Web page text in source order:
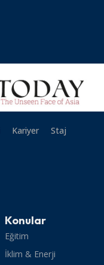
Kariyer
Staj
Konular
Eğitim
İklim & Enerji